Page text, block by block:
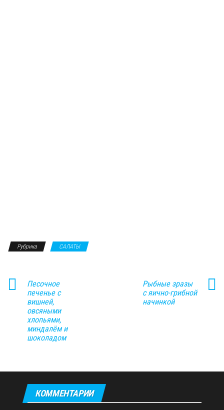
Рубрика САЛАТЫ
Песочное
печенье с
вишней,
овсяными
хлопьями,
миндалём и
шоколадом
Рыбные зразы
с яично-грибной
начинкой
КОММЕНТАРИИ